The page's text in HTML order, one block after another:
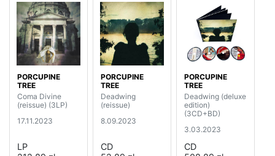
PORCUPINE
TREE
Coma Divine
(reissue) (3LP)
17.11.2023
LP
PORCUPINE
TREE
Deadwing
(reissue)
8.09.2023
CD
PORCUPINE
TREE
Deadwing (deluxe
edition)
(3CD+BD)
3.03.2023
CD